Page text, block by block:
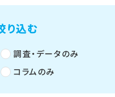
り込む
調査・データのみ
コラムのみ